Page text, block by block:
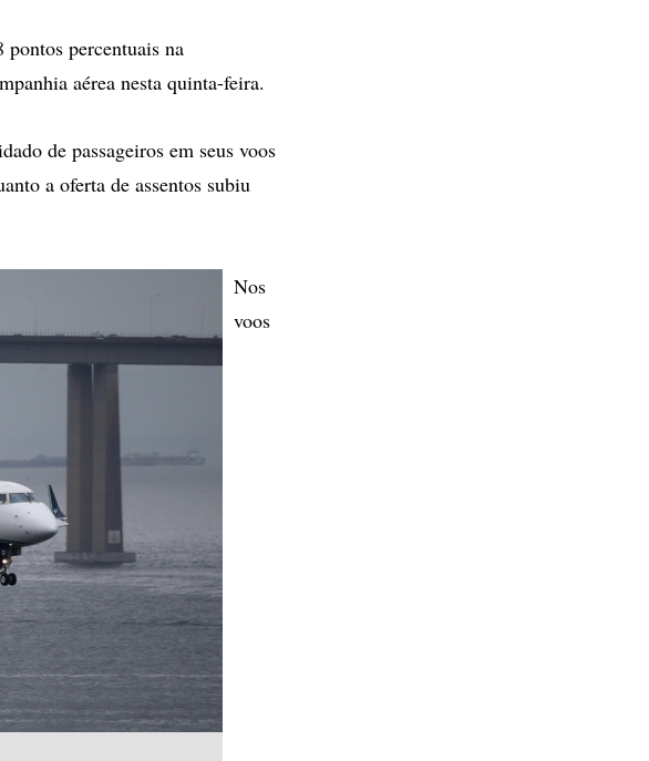
percentuais na
aérea nesta quinta-feira.
de passageiros em seus voos
a oferta de assentos subiu
Nos
voos